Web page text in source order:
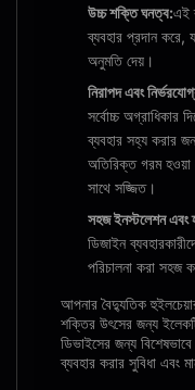
উচ্চ শক্তি ঘনত্ব:এই
ব্যবহার প্রদান করে,
অনুমতি দেয়।
নিরাপদ এবং
সর্বোচ্চ অগ্রাধিকার
ব্যবহার সহ্য করার
অতিরিক্ত গরম হওয়া
সাথে সজ্জিত।
সহজ ইনস্টলেশন এবং
ডিজাইন
পরিচালনা করা সহজ
আপনার বৈদ্যুতিক
শক্তির উৎসের জন্য
ডিভাইসের জন্য বিশেষভাবে
ব্যবহার করার সুবিধা এবং